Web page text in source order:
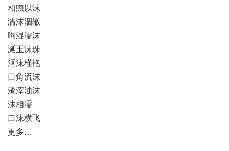
相喣以沫
濡沫涸辙
呴湿濡沫
涎玉沫珠
沤沫槿艳
口角流沫
渣滓浊沫
沫相濡
口沫横飞
更多…